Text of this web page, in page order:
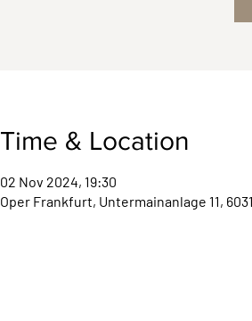
Time & Location
02 Nov 2024, 19:30
Oper Frankfurt, Untermainanlage 11,